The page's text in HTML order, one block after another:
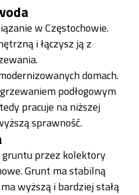
w Częstochowie.
i łączysz ją z
domach.
podłogowym
pracuje na niższej
sprawność.
gruntu przez kolektory
Grunt ma stabilną
wyższą i bardziej stałą